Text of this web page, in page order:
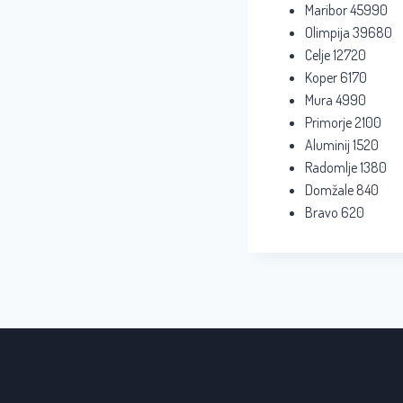
Maribor 45990
Olimpija 39680
Celje 12720
Koper 6170
Mura 4990
Primorje 2100
Aluminij 1520
Radomlje 1380
Domžale 840
Bravo 620